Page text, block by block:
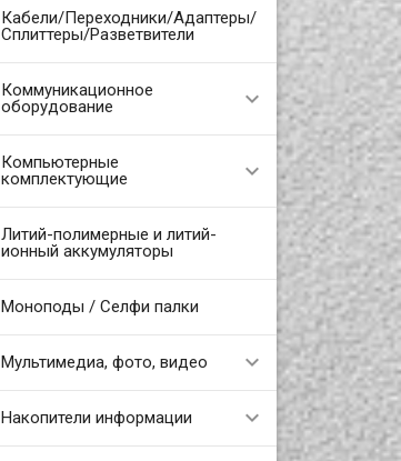
Кабели/Переходники/Адаптеры/
Сплиттеры/Разветвители
Коммуникационное
оборудование
Компьютерные
комплектующие
Литий-полимерные и литий-
ионный аккумуляторы
Моноподы / Селфи палки
Мультимедиа, фото, видео
Накопители информации